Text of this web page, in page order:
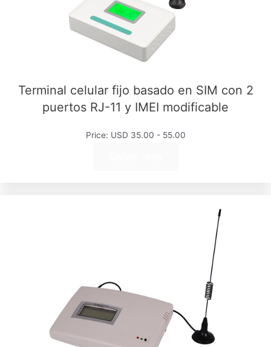
Terminal celular fijo basado en SIM con 2
puertos RJ-11 y IMEI modificable
Price: USD 35.00 - 55.00